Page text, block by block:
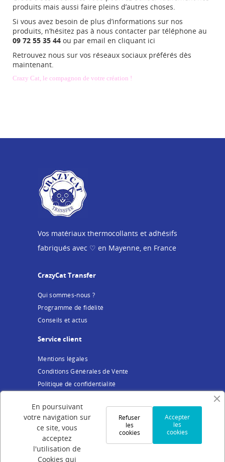
produits mais aussi faire pleins d’autres choses.
Si vous avez besoin de plus d’informations sur nos
produits, n’hésitez pas à nous contacter par téléphone au
09 72 55 35 44 ou par email en cliquant ici
Retrouvez nous sur vos réseaux sociaux préférés dès
maintenant.
Crazy Cat, le compagnon de votre création !
Vos matériaux thermocollants et adhésifs
fabriqués avec ♡ en Mayenne, en France
CrazyCat Transfer
Qui sommes-nous ?
Programme de fidélité
Conseils et actus
Service client
Mentions légales
Conditions Générales de Vente
Politique de confidentialité
Votre compte
Connexion
Création de compte
Suivi de commande
En poursuivant
votre navigation sur
ce site, vous
acceptez
l'utilisation de
Cookies qui
Accepter
les
cookies
Refuser
les
cookies